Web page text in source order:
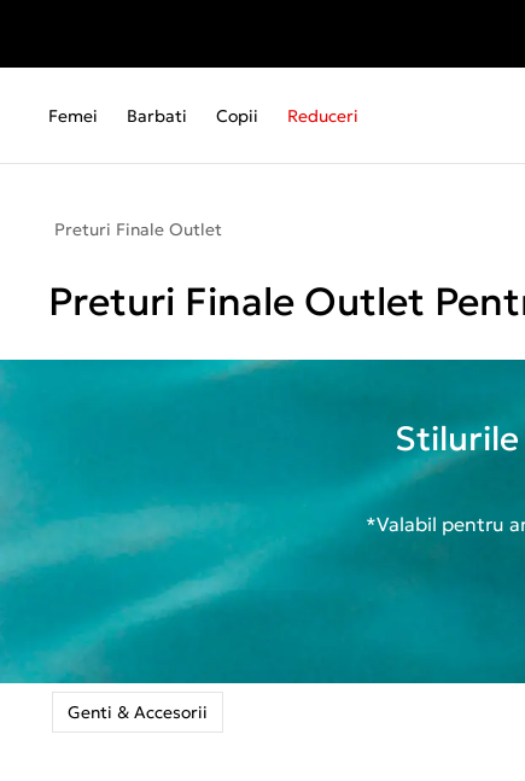
Femei Barbati Copii Reduceri
Preturi Finale Outlet
Preturi Finale Outlet
*Valabil pentru
Genti & Accesorii